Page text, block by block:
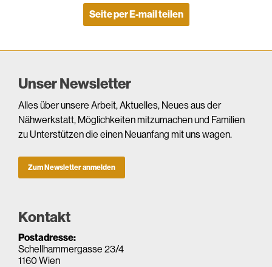
Seite per E-mail teilen
Unser Newsletter
Alles über unsere Arbeit, Aktuelles, Neues aus der
Nähwerkstatt, Möglichkeiten mitzumachen und Familien
zu Unterstützen die einen Neuanfang mit uns wagen.
Zum Newsletter anmelden
Kontakt
Postadresse:
Schellhammergasse 23/4
1160 Wien